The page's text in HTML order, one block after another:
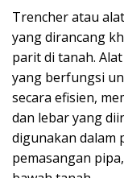
Trencher atau
yang dirancang
parit di tanah.
yang berfungsi
secara efisien,
dan lebar yang
digunakan dalam
pemasangan